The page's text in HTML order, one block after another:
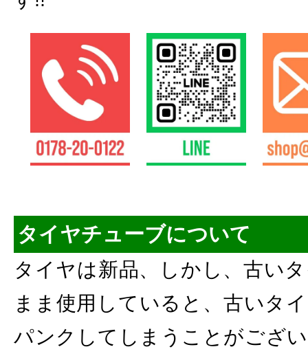
タイヤチューブについて
タイヤは新品、しかし、古い
まま使用していると、古いタ
パンクしてしまうことがござ